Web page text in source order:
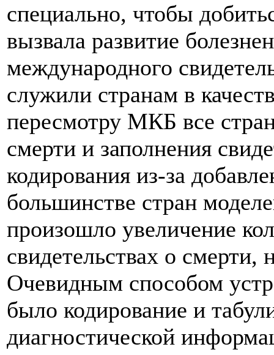
специально, чтобы
вызвала развитие
международного
служили странам в
пересмотру МКБ все
смерти и заполнения
кодирования из-за
большинстве стран
произошло увеличение
свидетельствах о
Очевидным способом
было кодирование и
диагностической